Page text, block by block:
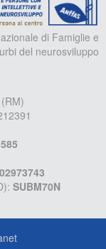
di Famiglie e
del neurosviluppo
SUBM70N